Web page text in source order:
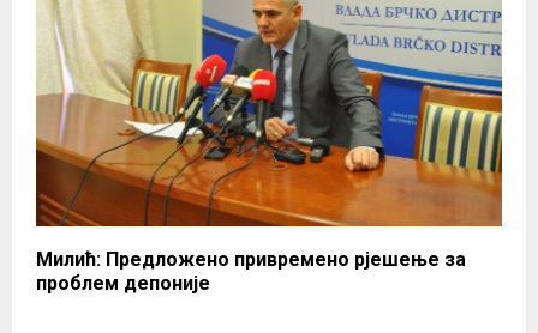
Милић: Предложено привремено рјешење за
проблем депоније